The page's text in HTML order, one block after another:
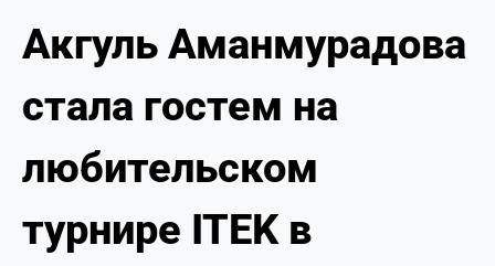
ГЛАВНАЯ
ФТУ
НОВОСТИ
ДОКУМЕНТЫ
Акгуль Аманмурадова
стала гостем на
любительском
турнире ITEK в